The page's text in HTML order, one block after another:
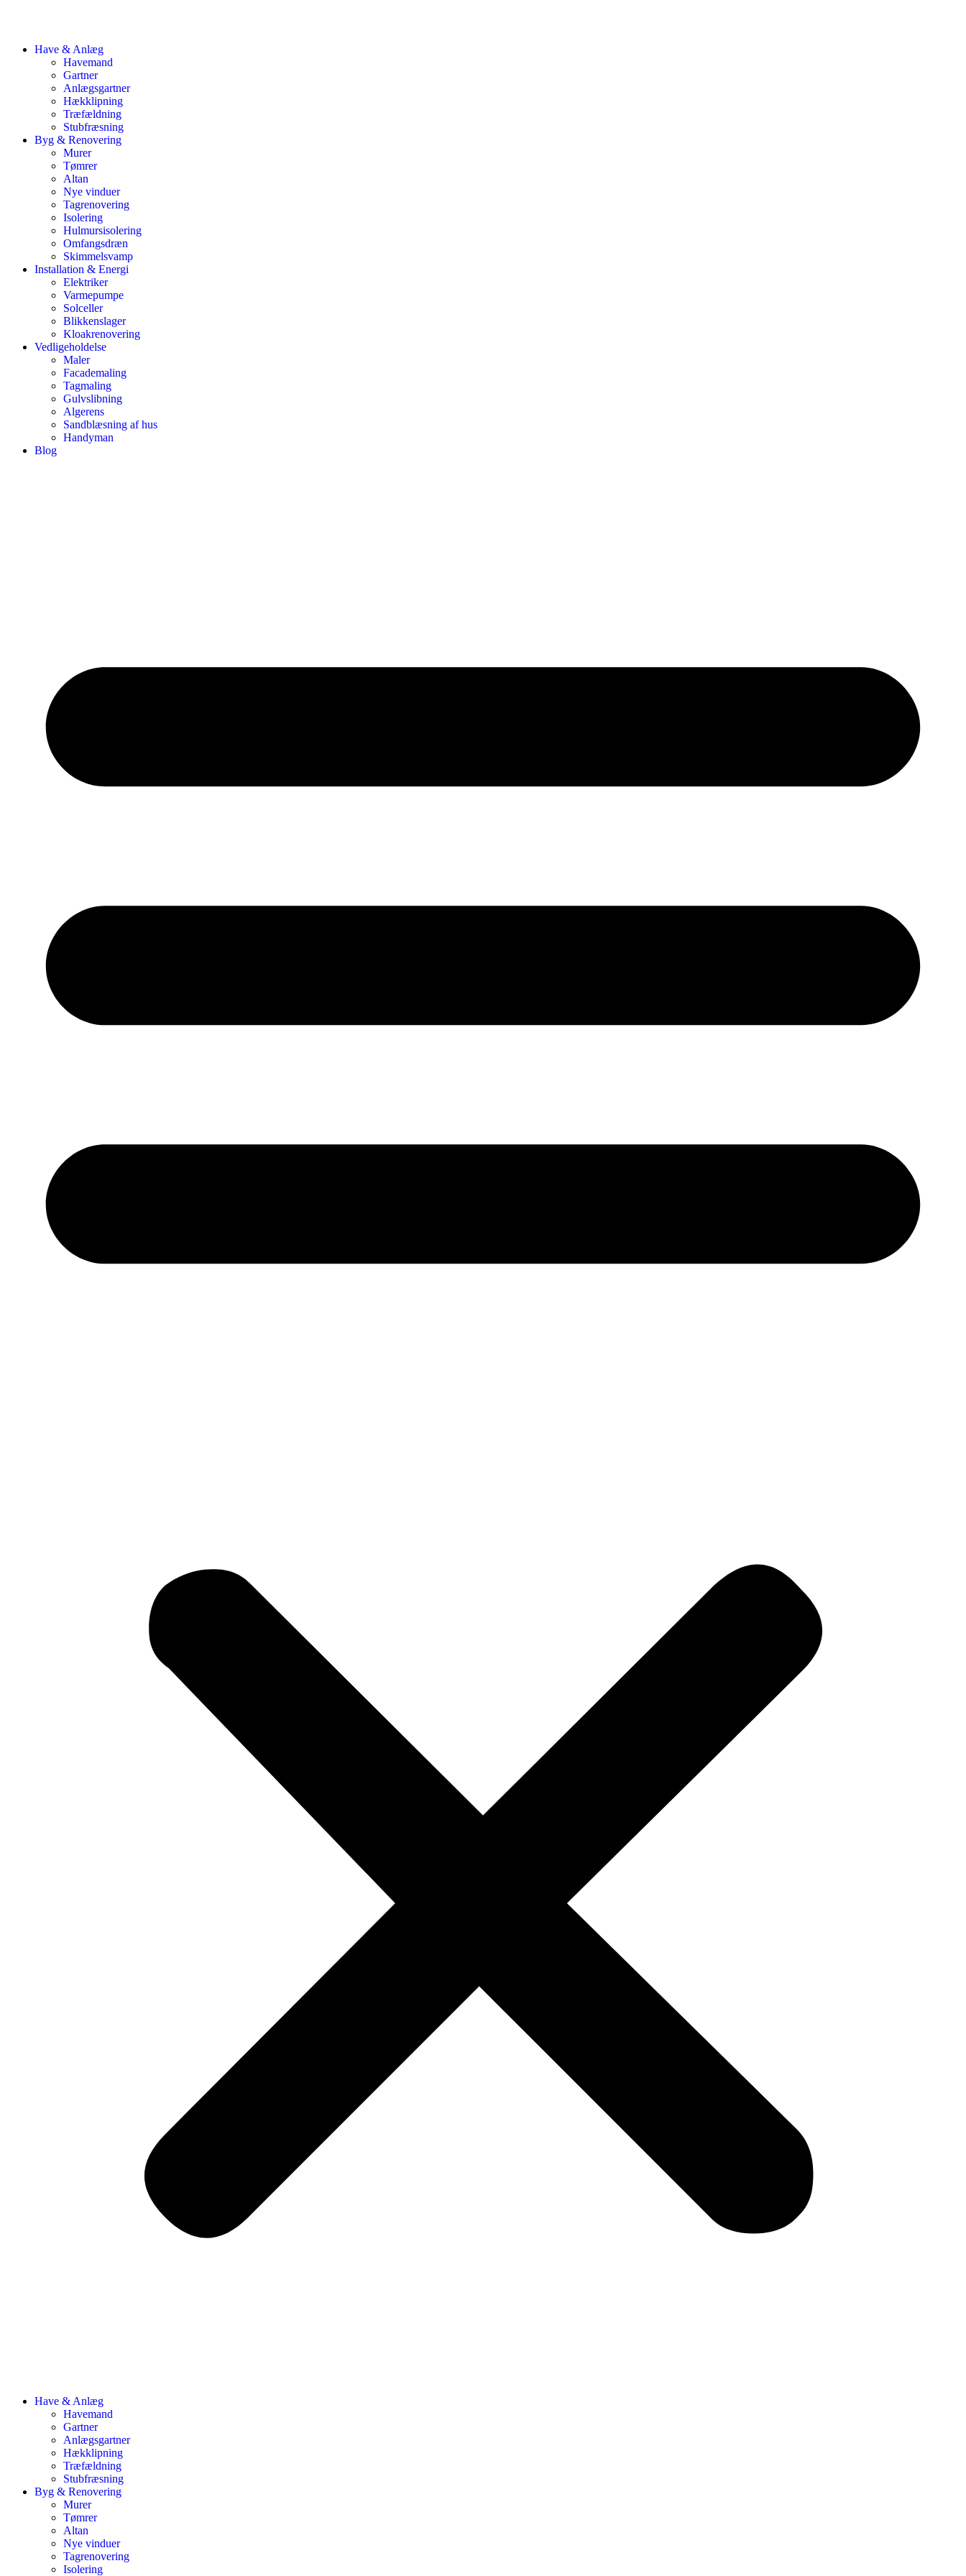
Have & Anlæg
Havemand
Gartner
Anlægsgartner
Hækklipning
Træfældning
Stubfræsning
Byg & Renovering
Murer
Tømrer
Altan
Nye vinduer
Tagrenovering
Isolering
Hulmursisolering
Omfangsdræn
Skimmelsvamp
Installation & Energi
Elektriker
Varmepumpe
Solceller
Blikkenslager
Kloakrenovering
Vedligeholdelse
Maler
Facademaling
Tagmaling
Gulvslibning
Algerens
Sandblæsning af hus
Handyman
Blog
Have & Anlæg
Havemand
Gartner
Anlægsgartner
Hækklipning
Træfældning
Stubfræsning
Byg & Renovering
Murer
Tømrer
Altan
Nye vinduer
Tagrenovering
Isolering